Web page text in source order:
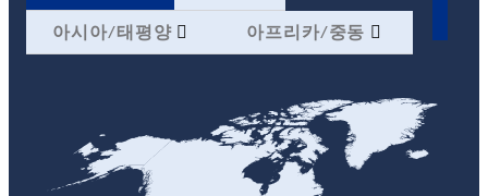
아시아/태평양 아프리카/중동